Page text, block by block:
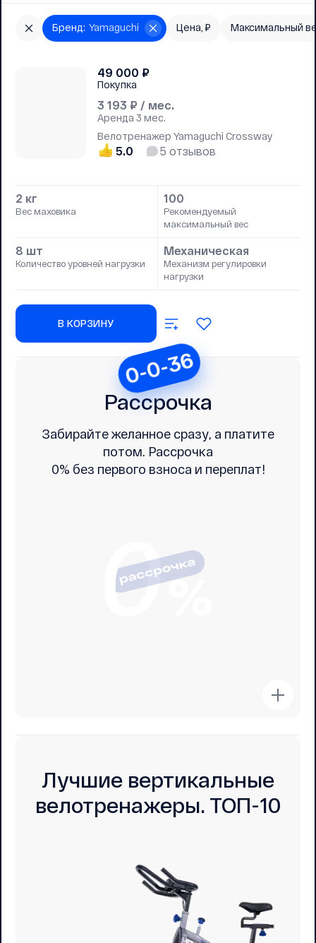
Бренд: Yamaguchi Цена, ₽ Максимальный
3 193 ₽ / мес.
Аренда 3 мес.
49 000 ₽
Покупка
Велотренажер Yamaguchi Crossway
5.0 5 отзывов
2 кг
Вес маховика
100
Рекомендуемый
максимальный вес
8 шт
Количество уровней нагрузки
Механическая
Механизм регулировки
нагрузки
В КОРЗИНУ
0-0-36
Рассрочка
Забирайте желанное сразу, а платите
потом. Рассрочка
0% без первого взноса и переплат!
Лучшие вертикальные
велотренажеры. ТОП-10